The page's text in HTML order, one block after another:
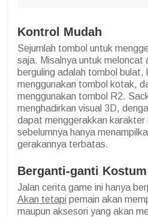
Kontrol Mudah
Sejumlah tombol untuk
saja. Misalnya untuk meloncat
berguling adalah tombol bulat,
menggunakan tombol kotak,
menggunakan tombol R2.
menghadirkan visual 3D,
dapat menggerakkan karakter
sebelumnya hanya
gerakannya terbatas.
Berganti-ganti Kostum
Jalan cerita game ini hanya
Akan tetapi pemain akan
maupun aksesori yang akan